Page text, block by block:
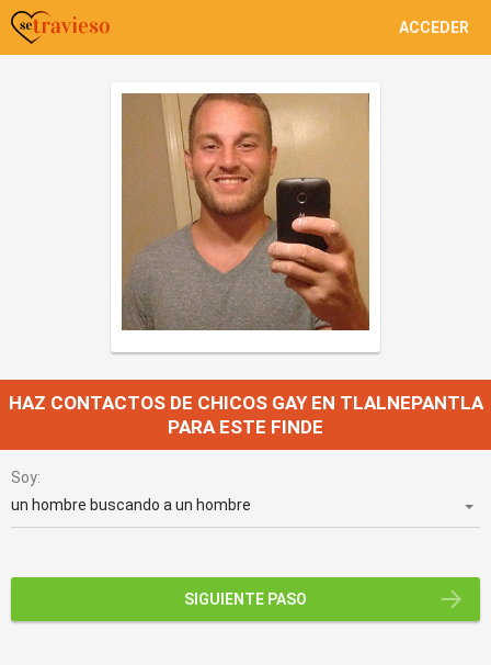
ACCEDER
HAZ CONTACTOS DE CHICOS GAY EN TLALNEPANTLA
PARA ESTE FINDE
Soy:
SIGUIENTE PASO